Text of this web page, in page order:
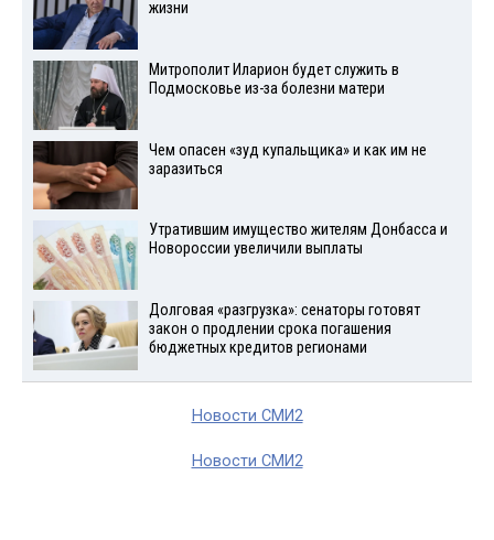
жизни
Митрополит Иларион будет служить в
Подмосковье из-за болезни матери
Чем опасен «зуд купальщика» и как им не
заразиться
Утратившим имущество жителям Донбасса и
Новороссии увеличили выплаты
Долговая «разгрузка»: сенаторы готовят
закон о продлении срока погашения
бюджетных кредитов регионами
Новости СМИ2
Новости СМИ2